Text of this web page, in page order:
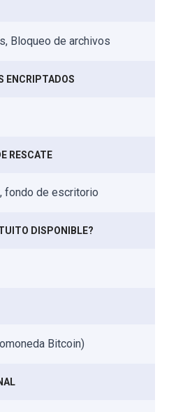
Bloqueo de archivos
ENCRIPTADOS
RESCATE
fondo de escritorio
DISPONIBLE?
Bitcoin)